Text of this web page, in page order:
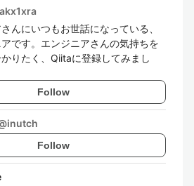
akx1xra
んにいつもお世話になっている、
です。エンジニアさんの気持ちを
りたく、Qiitaに登録してみまし
Follow
inutch
Follow